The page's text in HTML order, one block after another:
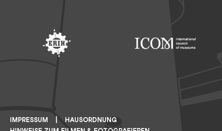
IMPRESSUM
HAUSORDNUNG